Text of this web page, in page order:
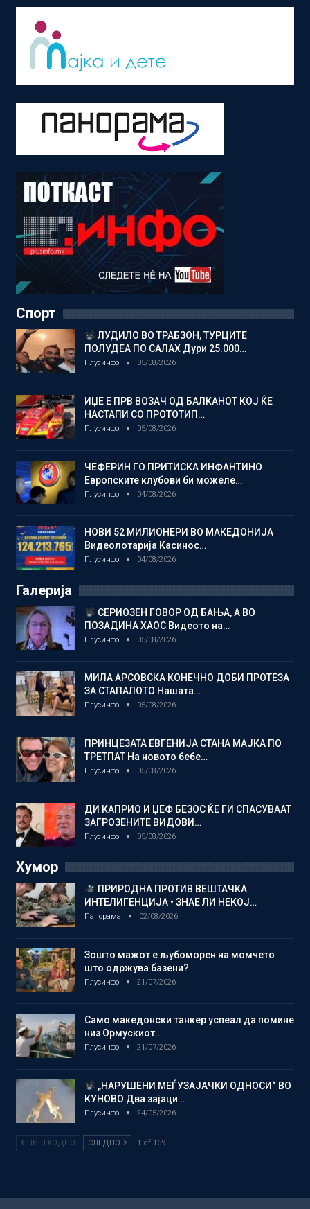
Спорт
ЛУДИЛО ВО ТРАБЗОН, ТУРЦИТЕ
ПОЛУДЕА ПО САЛАХ Дури 25.000…
Плусинфо 05/08/2026
ИЏЕ Е ПРВ ВОЗАЧ ОД БАЛКАНОТ КОЈ ЌЕ
НАСТАПИ СО ПРОТОТИП…
Плусинфо 05/08/2026
ЧЕФЕРИН ГО ПРИТИСКА ИНФАНТИНО
Европските клубови би можеле…
Плусинфо 04/08/2026
НОВИ 52 МИЛИОНЕРИ ВО МАКЕДОНИЈА
Видеолотарија Касинос…
Плусинфо 04/08/2026
Галерија
СЕРИОЗЕН ГОВОР ОД БАЊА, А ВО
ПОЗАДИНА ХАОС Видеото на…
Плусинфо 05/08/2026
МИЛА АРСОВСКА КОНЕЧНО ДОБИ ПРОТЕЗА
ЗА СТАПАЛОТО Нашата…
Плусинфо 05/08/2026
ПРИНЦЕЗАТА ЕВГЕНИЈА СТАНА МАЈКА ПО
ТРЕТПАТ На новото бебе…
Плусинфо 05/08/2026
ДИ КАПРИО И ЏЕФ БЕЗОС ЌЕ ГИ СПАСУВААТ
ЗАГРОЗЕНИТЕ ВИДОВИ…
Плусинфо 05/08/2026
Хумор
ПРИРОДНА ПРОТИВ ВЕШТАЧКА
ИНТЕЛИГЕНЦИЈА • ЗНАЕ ЛИ НЕКОЈ…
Панорама 02/08/2026
Зошто мажот е љубоморен на момчето
што одржува базени?
Плусинфо 21/07/2026
Само македонски танкер успеал да помине
низ Ормускиот…
Плусинфо 21/07/2026
„НАРУШЕНИ МЕЃУЗАЈАЧКИ ОДНОСИ“ ВО
КУНОВО Два зајаци…
Плусинфо 24/05/2026
ПРЕТХОДНО СЛЕДНО 1 of 169